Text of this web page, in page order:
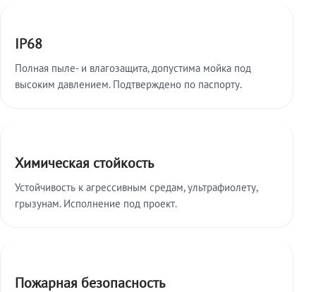
IP68
Полная пыле- и влагозащита, допустима мойка под
высоким давлением. Подтверждено по паспорту.
Химическая стойкость
Устойчивость к агрессивным средам, ультрафиолету,
грызунам. Исполнение под проект.
Пожарная безопасность